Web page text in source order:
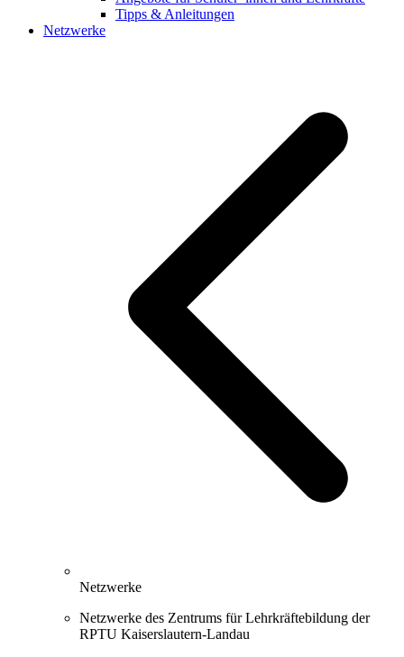
Tipps & Anleitungen
Netzwerke
Netzwerke
Netzwerke des Zentrums für Lehrkräftebildung der
RPTU Kaiserslautern-Landau